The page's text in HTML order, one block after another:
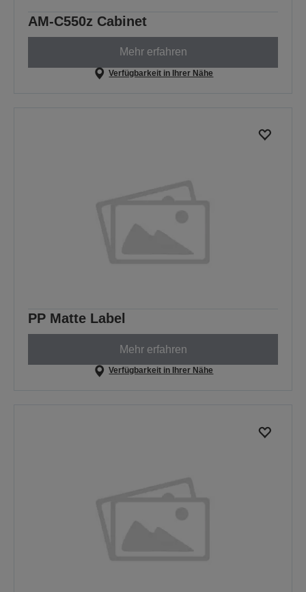
AM-C550z Cabinet
Mehr erfahren
Verfügbarkeit in Ihrer Nähe
PP Matte Label
Mehr erfahren
Verfügbarkeit in Ihrer Nähe